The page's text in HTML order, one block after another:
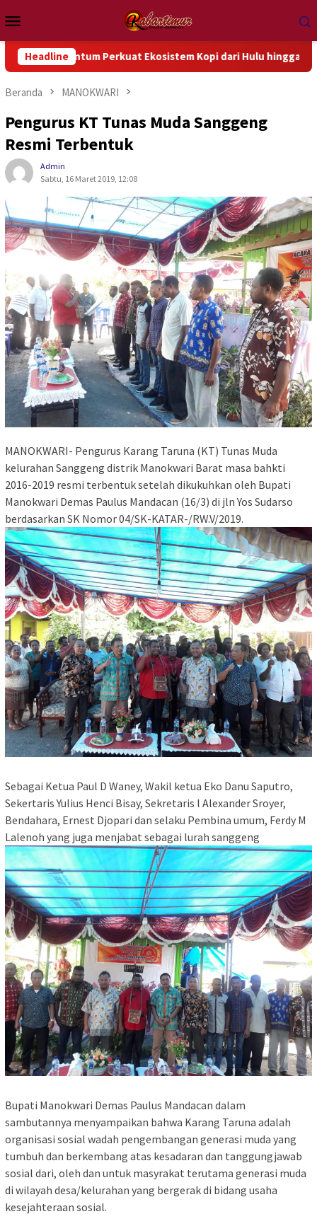
ke
kontenMobile
Headline
Perkuat Ekosistem Kopi dari Hulu hingga Hilir Kopi
Beranda MANOKWARI
Pengurus KT Tunas Muda Sanggeng
Resmi Terbentuk
Admin
Sabtu, 16 Maret 2019, 12:08
MANOKWARI- Pengurus Karang Taruna (KT) Tunas Muda
kelurahan Sanggeng distrik Manokwari Barat masa bahkti
2016-2019 resmi terbentuk setelah dikukuhkan oleh Bupati
Manokwari Demas Paulus Mandacan (16/3) di jln Yos Sudarso
berdasarkan SK Nomor 04/SK-KATAR-/RW.V/2019.
Sebagai Ketua Paul D Waney, Wakil ketua Eko Danu Saputro,
Sekertaris Yulius Henci Bisay, Sekretaris l Alexander Sroyer,
Bendahara, Ernest Djopari dan selaku Pembina umum, Ferdy M
Lalenoh yang juga menjabat sebagai lurah sanggeng
Bupati Manokwari Demas Paulus Mandacan dalam
sambutannya menyampaikan bahwa Karang Taruna adalah
organisasi sosial wadah pengembangan generasi muda yang
tumbuh dan berkembang atas kesadaran dan tanggungjawab
sosial dari, oleh dan untuk masyrakat terutama generasi muda
di wilayah desa/kelurahan yang bergerak di bidang usaha
kesejahteraan sosial.